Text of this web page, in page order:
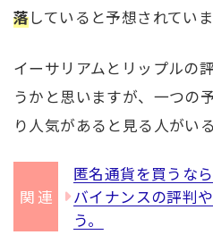
落していると予想されていま
イーサリアムとリップルの
うかと思いますが、一つの
り人気があると見る人がい
匿名通貨を買うな
バイナンスの評判
う。